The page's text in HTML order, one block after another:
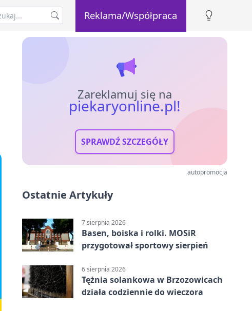
Reklama/Współpraca
Zareklamuj się na
piekaryonline.pl!
SPRAWDŹ SZCZEGÓŁY
autopromocja
Ostatnie Artykuły
7 sierpnia 2026
Basen, boiska i rolki. MOSiR
przygotował sportowy sierpień
6 sierpnia 2026
Tężnia solankowa w Brzozowicach
działa codziennie do wieczora